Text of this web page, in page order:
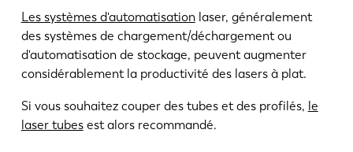
Les systèmes d'automatisationlaser, généralement
des systèmes de chargement/déchargement ou
d'automatisation de stockage, peuvent augmenter
considérablement la productivité des lasers à plat.
Si vous souhaitez couper des tubes et des profilés, le
laser tubesest alors recommandé.